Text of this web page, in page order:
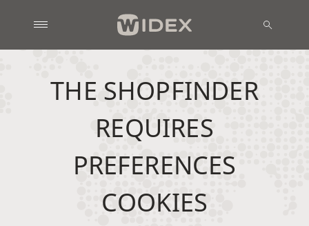
THE SHOPFINDER
REQUIRES
PREFERENCES
COOKIES